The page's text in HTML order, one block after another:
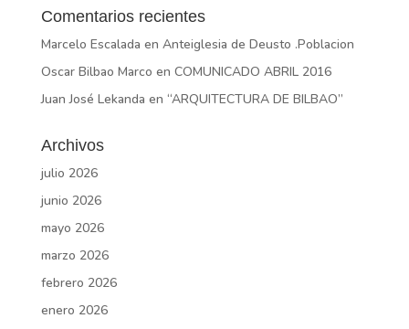
Comentarios recientes
Marcelo Escalada en Anteiglesia de Deusto .Poblacion
Oscar Bilbao Marco en COMUNICADO ABRIL 2016
Juan José Lekanda en “ARQUITECTURA DE BILBAO”
Archivos
julio 2026
junio 2026
mayo 2026
marzo 2026
febrero 2026
enero 2026